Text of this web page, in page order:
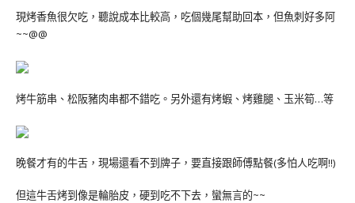
現烤香魚很欠吃 ，聽說成本比較高，吃個幾尾幫助回本，但魚刺好多阿
~~@@
烤牛筋串、松阪豬肉串都不錯吃。另外還有烤蝦、烤雞腿、玉米筍…等
晚餐才有的牛舌，現場還看不到牌子，要直接跟師傅點餐(多怕人吃啊!!)
但這牛舌烤到像是輪胎皮，硬到吃不下去，蠻無言的~~